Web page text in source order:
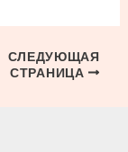
СЛЕДУЮЩАЯ
СТРАНИЦА